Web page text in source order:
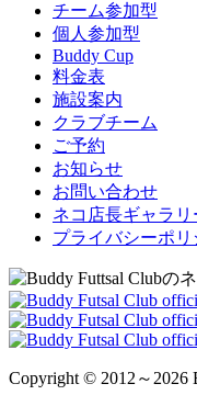
チーム参加型
個人参加型
Buddy Cup
料金表
施設案内
クラブチーム
ご予約
お知らせ
お問い合わせ
ネコ店長ギャラリ
プライバシーポリ
Copyright © 2012～2026